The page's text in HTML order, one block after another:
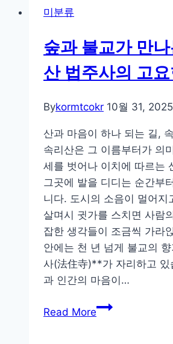
제,
붉
은
속
에
숨
은
천
년
의
문
화
이
야
미분류
숲과 불교가 만
산 법주사의 고
Bykormtcokr 10월 31, 2025
산과 마음이 하나 되는 길,
속리산은 그 이름부터가 의
세를 벗어나 이치에 따르는
그곳에 발을 디디는 순간부
니다. 도시의 소음이 멀어지
살며시 귓가를 스치면 사람
잡한 생각들이 조금씩 가라
안에는 천 년 넘게 불교의
사(法住寺)**가 자리하고 있
과 인간의 마음이…
Read More숲